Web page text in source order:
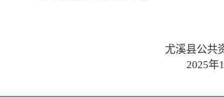
尤溪县公共
2025年1